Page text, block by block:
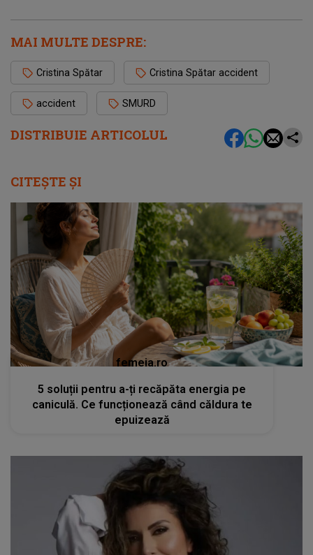
DISTRIBUIE ARTICOLUL
MAI MULTE DESPRE:
Cristina Spătar Cristina Spătar accident
accident SMURD
CITEȘTE ȘI
femeia.ro
5 soluții pentru a-ți recăpăta energia pe
caniculă. Ce funcționează când căldura te
epuizează